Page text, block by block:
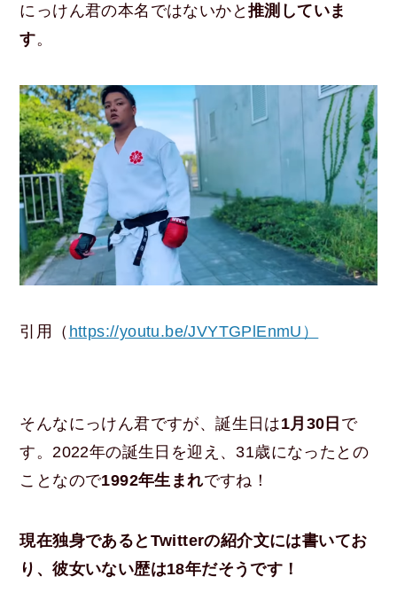
にっけん君の本名ではないかと推測していま
す。
引用（ https://youtu.be/JVYTGPlEnmU）
そんなにっけん君ですが、誕生日は1月30日 で
す。2022年の誕生日を迎え、31歳になったとの
ことなので1992年生まれですね！
現在独身であるとTwitterの紹介文には書いてお
り、彼女いない歴は18年だそうです！